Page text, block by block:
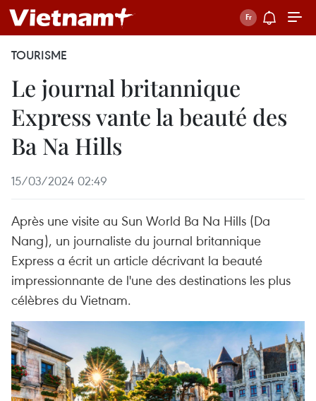
TOURISME
Le journal britannique
Express vante la beauté des
Ba Na Hills
15/03/2024 02:49
Après une visite au Sun World Ba Na Hills (Da
Nang), un journaliste du journal britannique
Express a écrit un article décrivant la beauté
impressionnante de l'une des destinations les plus
célèbres du Vietnam.